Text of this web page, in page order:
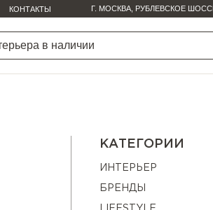
КОНТАКТЫ Г. МОСКВА, РУБЛЕВСКОЕ
КАТЕГОРИИ
ИНТЕРЬЕР
БРЕНДЫ